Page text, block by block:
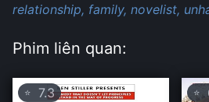
relationship, family, novelist,
Phim liên quan:
⭐ 7.3 ⭐